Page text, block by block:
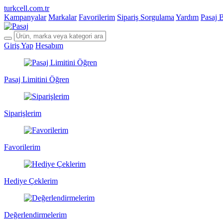
turkcell.com.tr
Kampanyalar Markalar Favorilerim Sipariş Sorgulama Yardım Pasaj
Giriş Yap Hesabım
Pasaj Limitini Öğren
Siparişlerim
Favorilerim
Hediye Çeklerim
Değerlendirmelerim